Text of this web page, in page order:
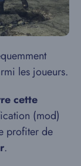
les joueurs.
cette
(mod)
profiter de
.